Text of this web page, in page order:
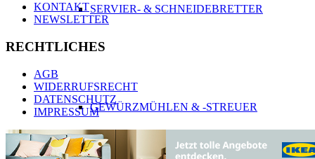
SERVIER- & SCHNEIDEBRETTER
GEWÜRZMÜHLEN & -STREUER
KONTAKT
NEWSLETTER
RECHTLICHES
AGB
WIDERRUFSRECHT
DATENSCHUTZ
IMPRESSUM